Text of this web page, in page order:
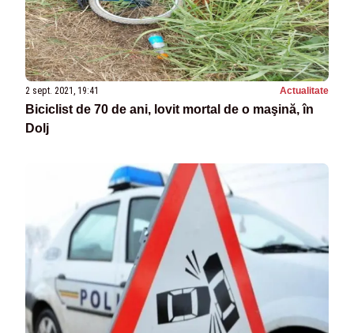
2 sept. 2021, 19:41 Actualitate
Biciclist de 70 de ani, lovit mortal de o maşină, în
Dolj